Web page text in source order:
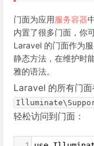
门面为应用服务容器
内置了很多门面，你
Laravel 的门面作为
静态方法，在维护时
雅的语法。
Laravel 的所有门面
轻松访问到门面：